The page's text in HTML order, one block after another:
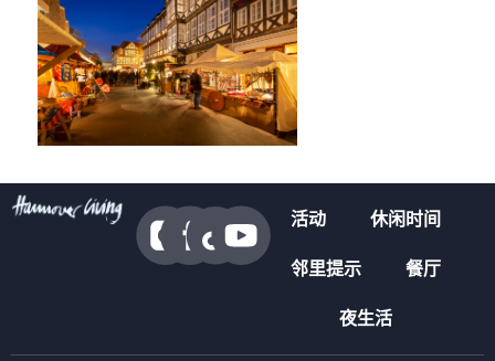
活动 休闲时间
邻里提示 餐厅
夜生活